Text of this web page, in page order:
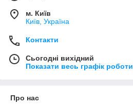
м. Київ
Київ, Україна
Контакти
Сьогодні вихідний
Показати весь графік роботи
Про нас